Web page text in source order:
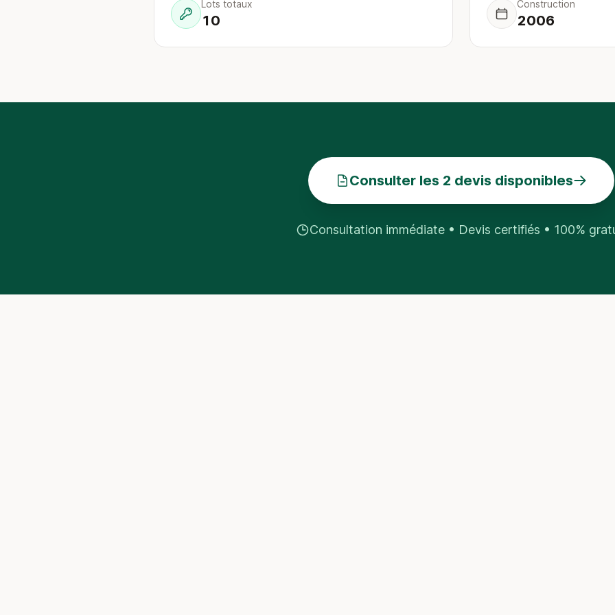
Lots totaux
10
Construction
2006
Consulter les 2 devis disponibles
Consultation immédiate • Devis certifiés • 100%